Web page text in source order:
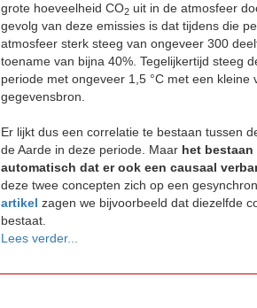
grote hoeveelheid CO2uit in de atmosfeer
gevolg van deze emissies is dat tijdens die
atmosfeer sterk steeg van ongeveer 300
toename van bijna 40%. Tegelijkertijd steeg
periode met ongeveer 1,5 °C met een
gegevensbron.
Er lijkt dus een correlatie te bestaan tussen
de Aarde in deze periode. Maar het
automatisch dat er ook een causaal
deze twee concepten zich op een
artikel zagen we bijvoorbeeld dat diezelfde
bestaat.
Lees verder...